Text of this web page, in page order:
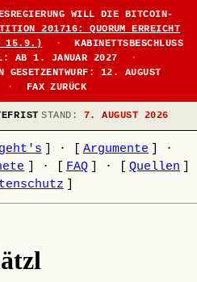
WILL DIE BITCOIN-
201716: QUORUM ERREICHT
15.9.)
·
KABINETTSBESCHLUSS
AB 1. JANUAR 2027
·
GESETZENTWURF: 12. AUGUST
· FAX ZURÜCK
STAND: 7. AUGUST 2026
geht's · Argumente
·
· FAQ · Quellen